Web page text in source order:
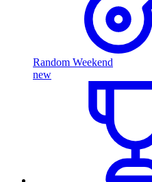
Random Weekend
new